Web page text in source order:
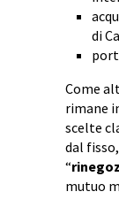
di
Come
rimane
scelte
dal
“
mutuo